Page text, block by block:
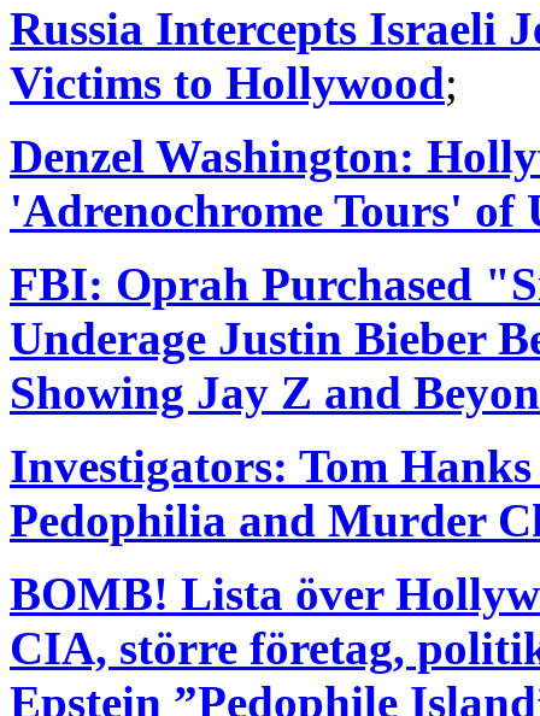
Russia Intercepts Israeli
Victims to Hollywood;
Denzel Washington:
'Adrenochrome Tours' of
FBI: Oprah Purchased
Underage Justin Bieber
Showing Jay Z and
Investigators: Tom
Pedophilia and Murder
BOMB! Lista över
CIA, större företag,
Epstein ”Pedophile